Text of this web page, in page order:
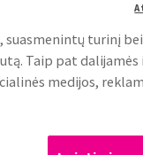
|
suasmenintų turinį
Taip pat
medijos,